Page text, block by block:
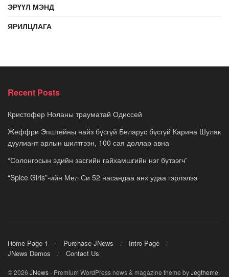
ЭРҮҮЛ МЭНД
ЯРИЛЦЛАГА
Recent Posts
Кристофер Ноланы трауматай Одиссей
Жеффри Эпштейны найз бүсгүй Беларус бүсгүй Карина Шуляк
дуулиант арлын шилтгээн, 100 сая доллар авна
“Солонгосын эдийн засгийн гайхамшгийн нэг бүтээгч”
“Spice Girls”-ийн Мел Си 52 насандаа анх удаа гэрлэлээ
Home Page 1 Purchase JNews
Intro Page
JNews Demos
Contact Us
© 2026 JNews- Premium WordPress news & magazine theme byJegtheme.